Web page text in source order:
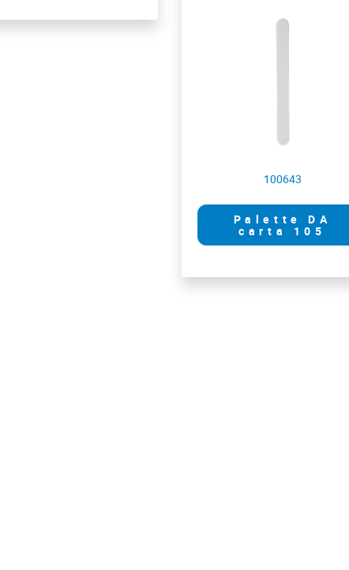
100643
Palette DA
carta 105